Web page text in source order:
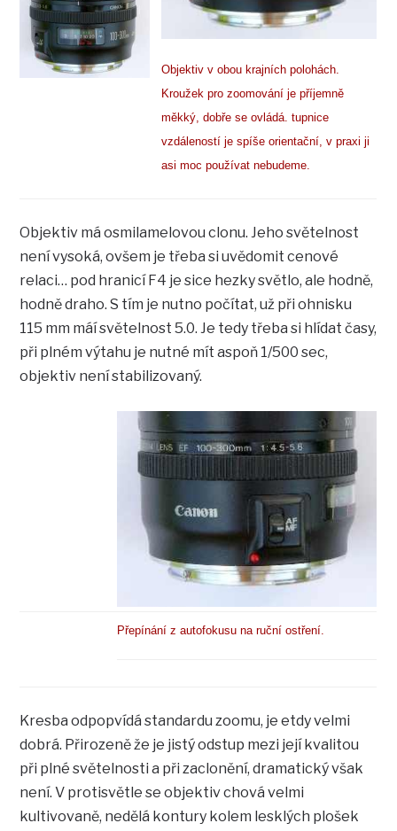
Objektiv v obou krajních polohách.
Kroužek pro zoomování je příjemně
měkký, dobře se ovládá. tupnice
vzdáleností je spíše orientační, v praxi ji
asi moc používat nebudeme.
Objektiv má osmilamelovou clonu. Jeho světelnost
není vysoká, ovšem je třeba si uvědomit cenové
relaci… pod hranicí F4 je sice hezky světlo, ale hodně,
hodně draho. S tím je nutno počítat, už při ohnisku
115 mm máí světelnost 5.0. Je tedy třeba si hlídat časy,
při plném výtahu je nutné mít aspoň 1/500 sec,
objektiv není stabilizovaný.
Přepínání z autofokusu na ruční ostření.
Kresba odpopvídá standardu zoomu, je etdy velmi
dobrá. Přirozeně že je jistý odstup mezi její kvalitou
při plné světelnosti a při zaclonění, dramatický však
není. V protisvětle se objektiv chová velmi
kultivovaně, nedělá kontury kolem lesklých plošek